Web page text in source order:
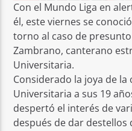
Con el Mundo Liga en
él, este viernes se
torno al caso de
Zambrano, canterano
Universitaria.
Considerado la joya de
Universitaria a sus 19
despertó el interés de
después de dar